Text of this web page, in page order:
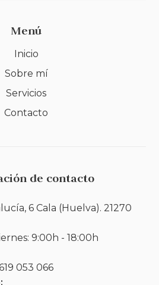
Menú
Inicio
Sobre mí
Servicios
Contacto
de contacto
6 Cala (Huelva). 21270
9:00h - 18:00h
053 066